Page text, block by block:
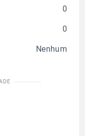
0
0
Nenhum